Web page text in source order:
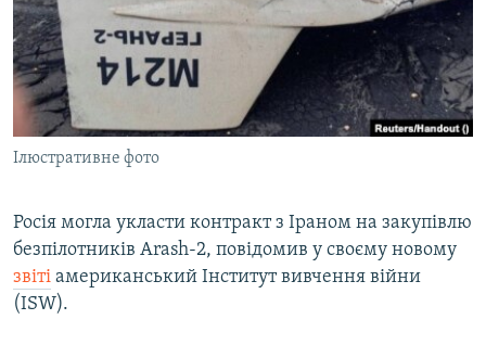
ВІДЕОУРОКИ «ELIFBE»
СВІДЧЕННЯ ОКУПАЦІЇ
УКРАЇНСЬКА ПРОБЛЕМА КРИМУ
ІНФОГРАФІКА
Русский
Qırımtatar
ДОЛУЧАЙСЯ!
Усі сайти RFE/RL
Ілюстративне фото
Росія могла укласти контракт з Іраном на закупівлю
безпілотників Arash-2, повідомив у своєму новому
звіті американський Інститут вивчення війни
(ISW).